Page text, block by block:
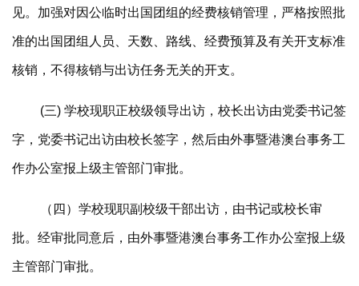
见。加强对因公临时出国团组的经费核销管理，严格按照批
准的出国团组人员、天数、路线、经费预算及有关开支标准
核销，不得核销与出访任务无关的开支。
(三) 学校现职正校级领导出访，校长出访由党委书记签
字，党委书记出访由校长签字，然后由外事暨港澳台事务工
作办公室报上级主管部门审批。
（四）学校现职副校级干部出访，由书记或校长审
批。经审批同意后，由外事暨港澳台事务工作办公室报上级
主管部门审批。